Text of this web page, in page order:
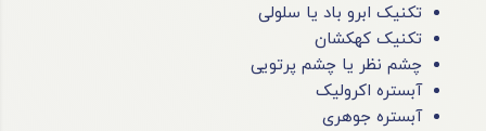
تکنیک ابرو باد یا سلولی
تکنیک کهکشان
چشم نظر یا چشم پرتویی
آبستره اکرولیک
آبستره جوهری